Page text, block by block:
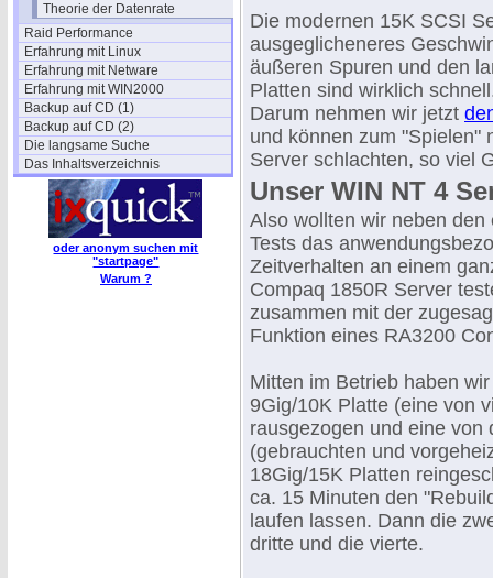
Theorie der Datenrate
Raid Performance
Erfahrung mit Linux
Erfahrung mit Netware
Erfahrung mit WIN2000
Backup auf CD (1)
Backup auf CD (2)
Die langsame Suche
Das Inhaltsverzeichnis
oder anonym suchen mit
"startpage"
Warum ?
Die modernen 15K SCSI
ausgeglicheneres
äußeren Spuren und den
Platten sind wirklich
Darum nehmen wir jetzt
und können zum "Spielen"
Server schlachten, so viel
Unser WIN NT 4
Also wollten wir neben den
Tests das
Zeitverhalten an einem
Compaq 1850R Server
zusammen mit der
Funktion eines RA3200
Mitten im Betrieb haben
9Gig/10K Platte (eine von
rausgezogen und eine von
(gebrauchten und
18Gig/15K Platten
ca. 15 Minuten den
laufen lassen. Dann die
dritte und die vierte.